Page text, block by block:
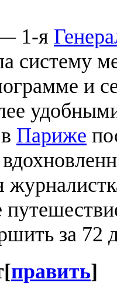
1-я
систему
и
Париже
за 72
[править]